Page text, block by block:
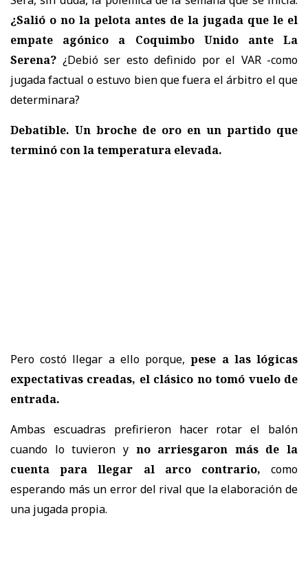
¿Salió o no la pelota antes de la jugada que le el
empate agónico a Coquimbo Unido ante La
Serena? ¿Debió ser esto definido por el VAR -como
jugada factual o estuvo bien que fuera el árbitro el que
determinara?
Debatible. Un broche de oro en un partido que
terminó con la temperatura elevada.
Pero costó llegar a ello porque,pese a las lógicas
expectativas creadas, el clásico no tomó vuelo de
entrada.
Ambas escuadras prefirieron hacer rotar el balón
cuando lo tuvieron y no arriesgaron más de la
cuenta para llegar al arco contrario, como
esperando más un error del rival que la elaboración de
una jugada propia.